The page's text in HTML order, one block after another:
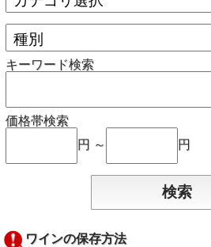
キーワード検索
価格帯検索
円 ～
円
ワインの保存方法